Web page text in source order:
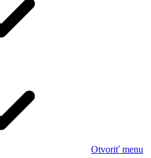
Otvoriť menu